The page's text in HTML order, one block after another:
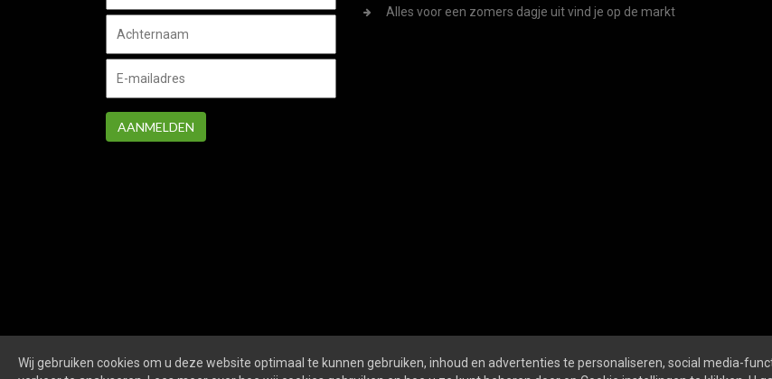
AANMELDEN
Alles voor een zomers dagje uit vind je op de markt
Wij gebruiken cookies om u deze website optimaal te kunnen gebruiken, inhoud en advertenties te personaliseren, social media-